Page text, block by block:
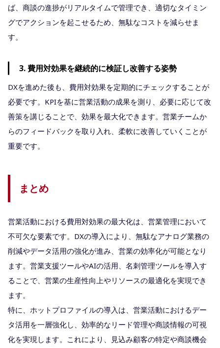
ば、商談の進捗がリアルタイムで管理でき、適切なタイミン
グでアクションを起こせるため、無駄なコストを減らせま
す。
3. 費用対効果を継続的に検証し改善する姿勢
DXを進めた後も、費用対効果を定期的にチェックすることが
必要です。KPIを基に営業活動の成果を測り、必要に応じて改
善策を講じることで、効果を最大化できます。営業チームか
らのフィードバックを取り入れ、柔軟に改善していくことが
重要です。
まとめ
営業活動における費用対効果の最大化は、営業管理において
不可欠な要素です。DXの導入により、無駄なアナログ業務の
削減やデータ活用の強化が進み、営業の効率化が可能となり
ます。営業支援ツールやAIの活用、名刺管理ツールを導入す
ることで、営業の生産性向上やリソースの最適化を実現でき
ます。
特に、ホットプロファイルの導入は、営業活動におけるデー
タ活用を一層強化し、効率的なリード管理や商談情報の可視
化を実現します。これにより、見込み顧客の特定や商談機会